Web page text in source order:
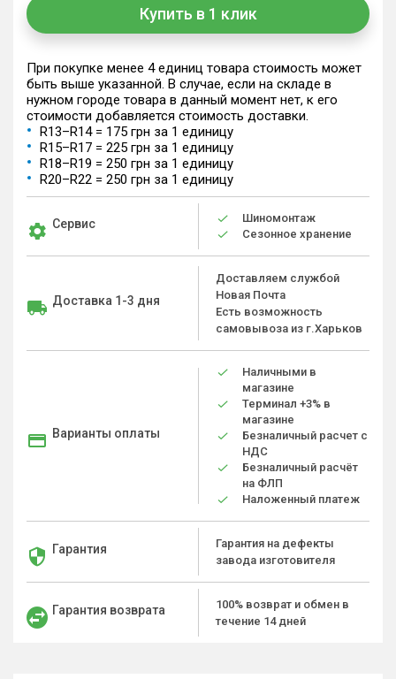
Купить в 1 клик
При покупке менее 4 единиц товара стоимость может
быть выше указанной. В случае, если на складе в
нужном городе товара в данный момент нет, к его
стоимости добавляется стоимость доставки.
R13–R14 = 175 грн за 1 единицу
R15–R17 = 225 грн за 1 единицу
R18–R19 = 250 грн за 1 единицу
R20–R22 = 250 грн за 1 единицу
Сервис
Шиномонтаж
Сезонное хранение
Доставка 1-3 дня
Доставляем службой
Новая Почта
Есть возможность
самовывоза из г.Харьков
Варианты оплаты
Наличными в
магазине
Терминал +3% в
магазине
Безналичный расчет с
НДС
Безналичный расчёт
на ФЛП
Наложенный платеж
Гарантия
Гарантия на дефекты
завода изготовителя
Гарантия возврата
100% возврат и обмен в
течение 14 дней